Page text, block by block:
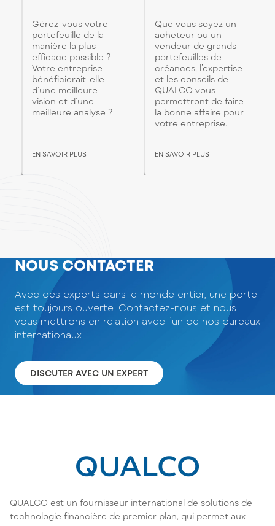
Gérez-vous votre
portefeuille de la
manière la plus
efficace possible ?
Votre entreprise
bénéficierait-elle
d’une meilleure
vision et d’une
meilleure analyse ?
EN SAVOIR PLUS
Que vous soyez un
acheteur ou un
vendeur de grands
portefeuilles de
créances, l’expertise
et les conseils de
QUALCO vous
permettront de faire
la bonne affaire pour
votre entreprise.
EN SAVOIR PLUS
NOUS CONTACTER
Avec des experts dans le monde entier, une porte
est toujours ouverte. Contactez-nous et nous
vous mettrons en relation avec l’un de nos bureaux
internationaux.
DISCUTER AVEC UN EXPERT
QUALCO est un fournisseur international de solutions de
technologie financière de premier plan, qui permet aux